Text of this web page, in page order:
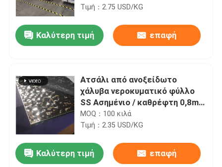
Τιμή：2.75 USD/KG
Καλύτερη τιμή επαφή
Ατσάλι από ανοξείδωτο
χάλυβα νεροκυματικό φύλλο
SS Ασημένιο / καθρέφτη 0,8mm
πάχος 1219 * 2438mm Για να
επανασχεδιάσετε ένα
MOQ：100 κιλά
Τιμή：2.35 USD/KG
Καλύτερη τιμή επαφή